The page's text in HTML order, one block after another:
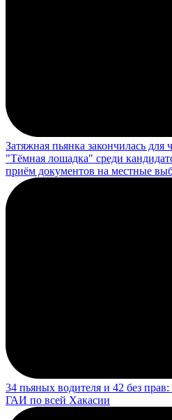
Затяжная пьянка закончилась для
"Тёмная лошадка" среди
приём документов на местные
34 пьяных водителя и 42 без
ГАИ по всей Хакасии